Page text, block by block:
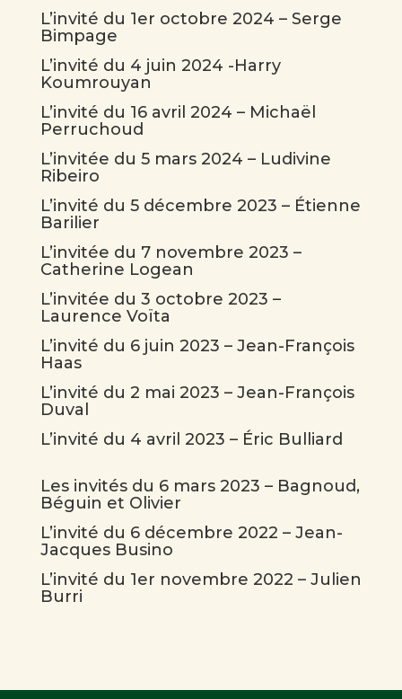
L’invité du 1er octobre 2024 – Serge
Bimpage
L’invité du 4 juin 2024 -Harry
Koumrouyan
L’invité du 16 avril 2024 – Michaël
Perruchoud
L’invitée du 5 mars 2024 – Ludivine
Ribeiro
L’invité du 5 décembre 2023 – Étienne
Barilier
L’invitée du 7 novembre 2023 –
Catherine Logean
L’invitée du 3 octobre 2023 –
Laurence Voïta
L’invité du 6 juin 2023 – Jean-François
Haas
L’invité du 2 mai 2023 – Jean-François
Duval
L’invité du 4 avril 2023 – Éric Bulliard
Les invités du 6 mars 2023 – Bagnoud,
Béguin et Olivier
L’invité du 6 décembre 2022 – Jean-
Jacques Busino
L’invité du 1er novembre 2022 – Julien
Burri